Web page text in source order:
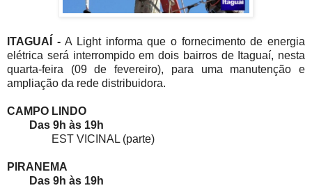
ITAGUAÍ -A Light informa que o fornecimento de energia
elétrica será interrompido em dois bairros de Itaguaí, nesta
quarta-feira (09 de fevereiro), para uma manutenção e
ampliação da rede distribuidora.
CAMPO LINDO
Das 9h às 19h
EST VICINAL (parte)
PIRANEMA
Das 9h às 19h